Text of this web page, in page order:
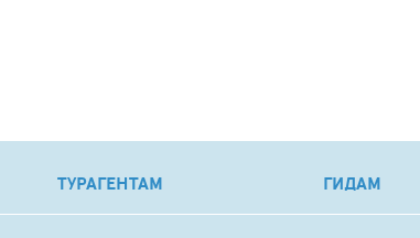
ТУРАГЕНТАМ ГИДАМ